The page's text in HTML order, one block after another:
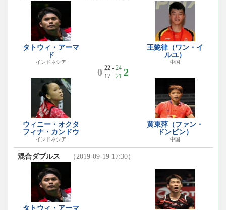
タトウィ・アーマ
ド
インドネシア
ウィニー・オクタ
フィナ・カンドウ
インドネシア
0 22 - 24
17 - 21 2
王懿律（ワン・イ
ルユ）
中国
黄東萍（ファン・
ドンピン）
中国
混合ダブルス （2019-09-19 17:30）
タトウィ・アーマ